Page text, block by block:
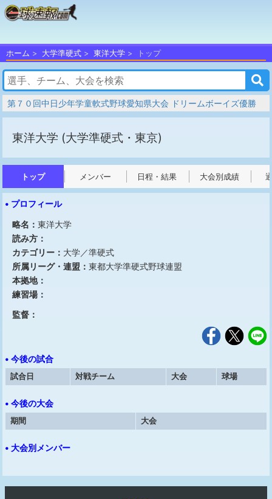
ホーム 大学準硬式 東洋大学 トップ
第７０回中日少年学童軟式野球愛知県大会 ドリームボーイズ優勝
東洋大学 (大学準硬式・東京)
トップ メンバー 日程・結果 大会別成績
• プロフィール
略名： 東洋大学
読み方：
カテゴリー： 大学／準硬式
所属リーグ・連盟： 東都大学準硬式野球連盟
本拠地：
練習場：
監督：
• 今後の試合
試合日
対戦チーム 大会 球場
• 今後の大会
期間
大会
• 大会別メンバー